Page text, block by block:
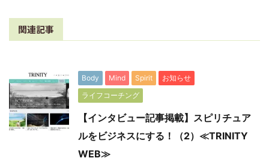
関連記事
Body Mind Spirit
お知らせ
ライフコーチング
【インタビュー記事掲載】スピリチュア
ルをビジネスにする！（2）≪TRINITY
WEB≫